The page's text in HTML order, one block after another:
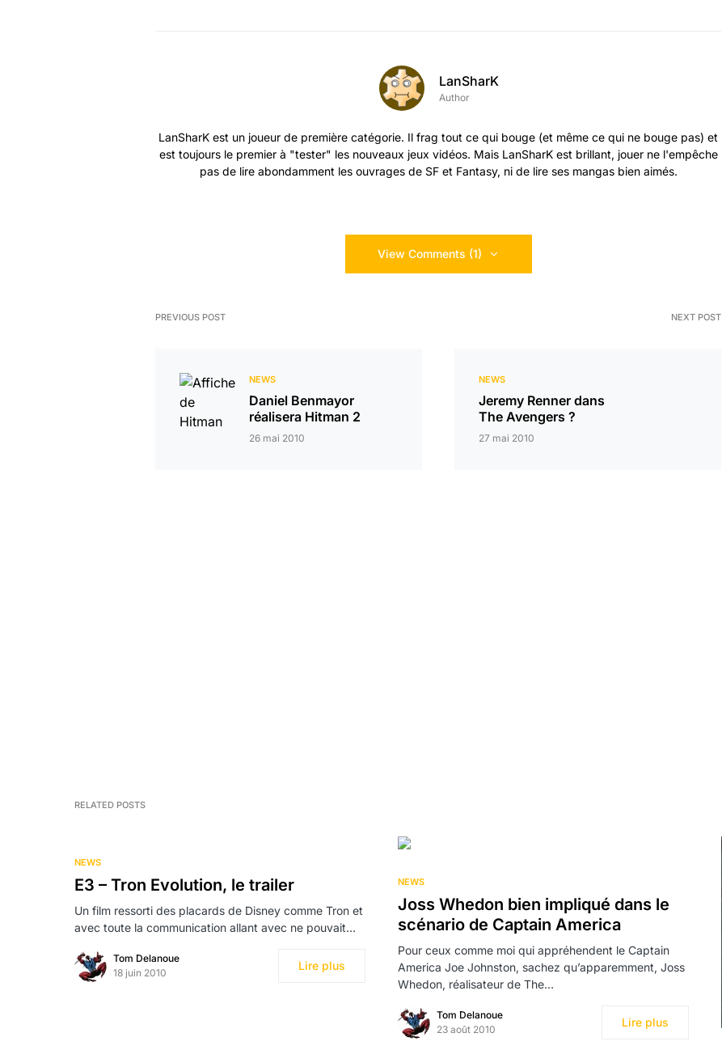
LanSharK
Author
LanSharK est un joueur de première catégorie. Il frag tout ce qui bouge (et même ce qui ne bouge pas) et
est toujours le premier à "tester" les nouveaux jeux vidéos. Mais LanSharK est brillant, jouer ne l'empêche
pas de lire abondamment les ouvrages de SF et Fantasy, ni de lire ses mangas bien aimés.
View Comments (1)
PREVIOUS POST
NEWS
Daniel Benmayor
réalisera Hitman 2
26 mai 2010
NEXT POST
NEWS
Jeremy Renner dans
The Avengers ?
27 mai 2010
RELATED POSTS
NEWS
E3 – Tron Evolution, le trailer
Un film ressorti des placards de Disney comme Tron et
avec toute la communication allant avec ne pouvait…
Tom Delanoue
18 juin 2010
Lire plus
NEWS
Joss Whedon bien impliqué dans le
scénario de Captain America
Pour ceux comme moi qui appréhendent le Captain
America Joe Johnston, sachez qu’apparemment, Joss
Whedon, réalisateur de The…
Tom Delanoue
23 août 2010
Lire plus